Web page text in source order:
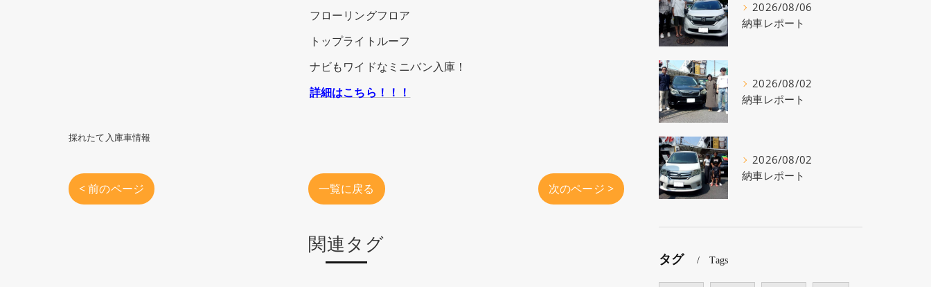
フローリングフロア
トップライトルーフ
ナビもワイドなミニバン入庫！
詳細はこちら！！！
採れたて入庫車情報
< 前のページ 一覧に戻る 次のページ >
関連タグ
2026/08/06
納車レポート
2026/08/02
納車レポート
2026/08/02
納車レポート
タグ Tags